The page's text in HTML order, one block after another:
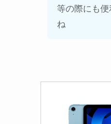
等の際にも
ね